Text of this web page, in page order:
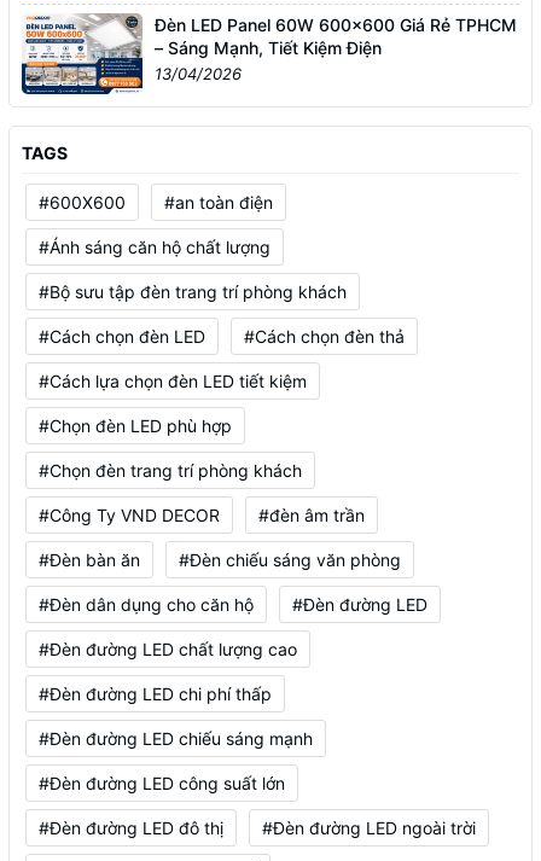
Đèn LED Panel 60W 600x600 Giá Rẻ TPHCM
– Sáng Mạnh, Tiết Kiệm Điện
13/04/2026
TAGS
#600X600 #an toàn điện
#Ánh sáng căn hộ chất lượng
#Bộ sưu tập đèn trang trí phòng khách
#Cách chọn đèn LED #Cách chọn đèn thả
#Cách lựa chọn đèn LED tiết kiệm
#Chọn đèn LED phù hợp
#Chọn đèn trang trí phòng khách
#Công Ty VND DECOR #đèn âm trần
#Đèn bàn ăn #Đèn chiếu sáng văn phòng
#Đèn dân dụng cho căn hộ #Đèn đường LED
#Đèn đường LED chất lượng cao
#Đèn đường LED chi phí thấp
#Đèn đường LED chiếu sáng mạnh
#Đèn đường LED công suất lớn
#Đèn đường LED đô thị #Đèn đường LED ngoài trời